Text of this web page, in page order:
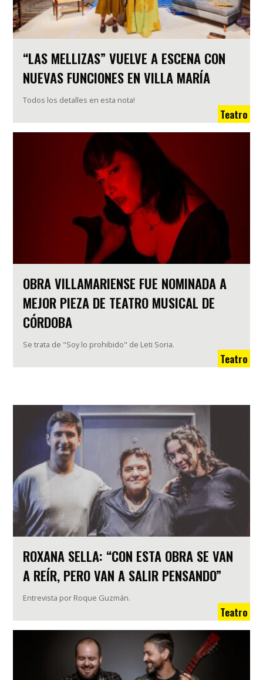
“LAS MELLIZAS” VUELVE A ESCENA CON
NUEVAS FUNCIONES EN VILLA MARÍA
Todos los detalles en esta nota!
Teatro
OBRA VILLAMARIENSE FUE NOMINADA A
MEJOR PIEZA DE TEATRO MUSICAL DE
CÓRDOBA
Se trata de "Soy lo prohibido" de Leti Soria.
Teatro
ROXANA SELLA: “CON ESTA OBRA SE VAN
A REÍR, PERO VAN A SALIR PENSANDO”
Entrevista por Roque Guzmán.
Teatro